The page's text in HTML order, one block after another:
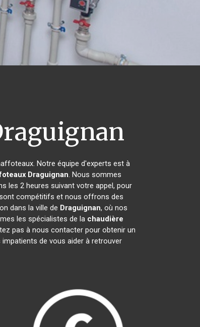
Notre équipe d'experts est à
Draguignan. Nous sommes
les 2 heures suivant votre appel, pour
compétitifs et nous offrons des
dans la ville de Draguignan, où nos
les spécialistes de la chaudière
pas à nous contacter pour obtenir un
de vous aider à retrouver